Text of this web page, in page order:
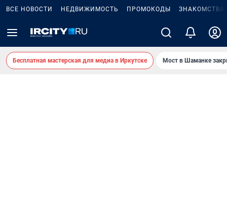
ВСЕ НОВОСТИ НЕДВИЖИМОСТЬ ПРОМОКОДЫ ЗНАКОМСТВА
Бесплатная мастерская для медиа в Иркутске Мост в Шаманке